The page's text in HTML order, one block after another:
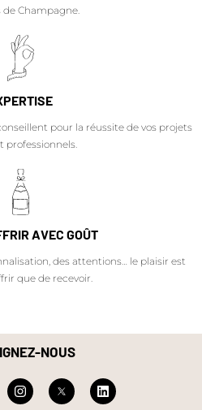
de Champagne.
pour la réussite de vos projets
professionnels.
AVEC GOÛT
des attentions… le plaisir est
que de recevoir.
NOUS